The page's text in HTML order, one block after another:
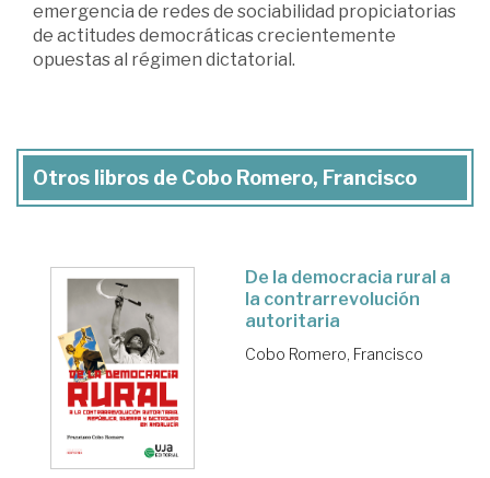
emergencia de redes de sociabilidad propiciatorias
de actitudes democráticas crecientemente
opuestas al régimen dictatorial.
Otros libros de Cobo Romero, Francisco
De la democracia rural a
la contrarrevolución
autoritaria
Cobo Romero, Francisco